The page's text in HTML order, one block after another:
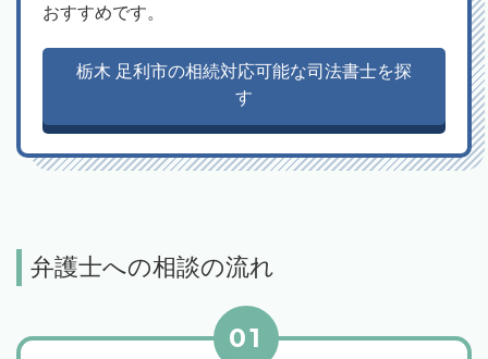
おすすめです。
栃木 足利市の相続対応可能な司法書士を探
す
弁護士への相談の流れ
01